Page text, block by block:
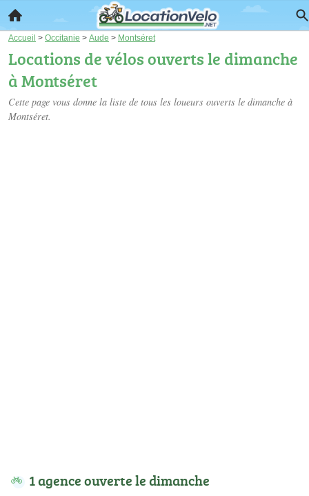
Accueil > Occitanie > Aude > Montséret
Locations de vélos ouverts le dimanche
à Montséret
Cette page vous donne la liste de tous les loueurs ouverts le dimanche à
Montséret.
1 agence ouverte le dimanche